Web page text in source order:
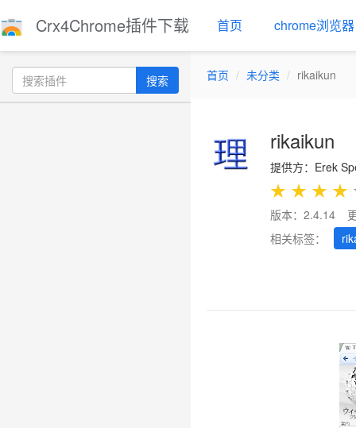
Crx4Chrome插件下载 首页 chrome浏览器
搜索 首页 未分类 rikaikun
rikaikun
提供方：Erek
★ ★ ★ ★
版本：2.4.14
相关标签：